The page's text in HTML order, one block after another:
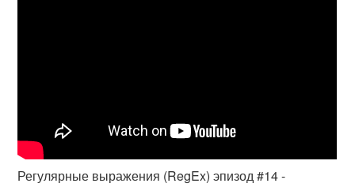
Регулярные выражения (RegEx) эпизод #14 -